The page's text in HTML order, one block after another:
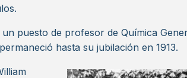
puesto de profesor de Química
hasta su jubilación en 1913.